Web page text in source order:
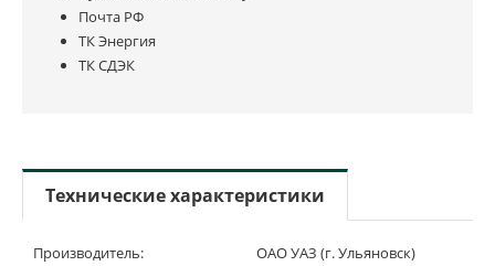
Почта РФ
ТК Энергия
ТК СДЭК
Технические характеристики
Производитель: ОАО УАЗ (г. Ульяновск)